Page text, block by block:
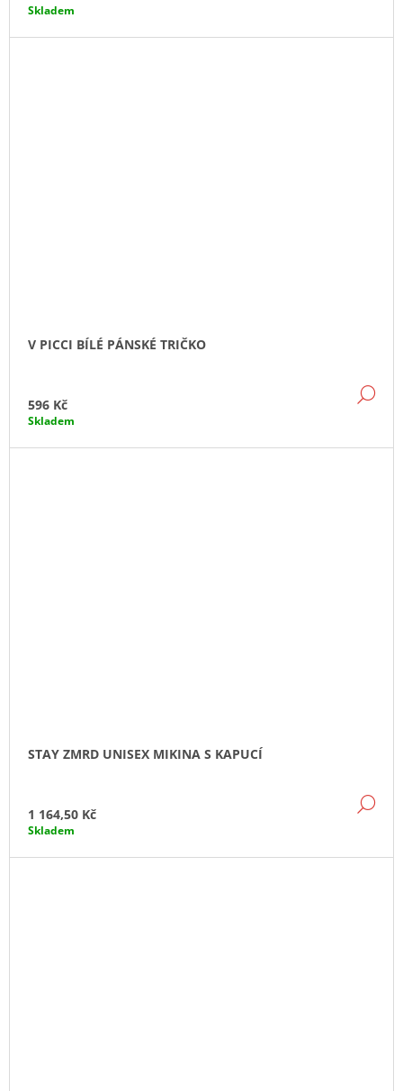
Skladem
V PICCI BÍLÉ PÁNSKÉ TRIČKO
596 Kč
Skladem
STAY ZMRD UNISEX MIKINA S KAPUCÍ
1 164,50 Kč
Skladem